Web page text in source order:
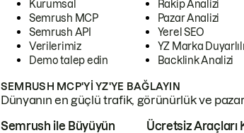
Kurumsal
Semrush MCP
Semrush API
Verilerimiz
Demo talep edin
Rakip Analizi
Pazar Analizi
Yerel SEO
YZ Marka
Backlink Analizi
SEMRUSH MCP'YI YZ'YE BAĞLAYIN
Dünyanın en güçlü trafik, görünürlük ve
Semrush ile Büyüyün Ücretsiz Araçları